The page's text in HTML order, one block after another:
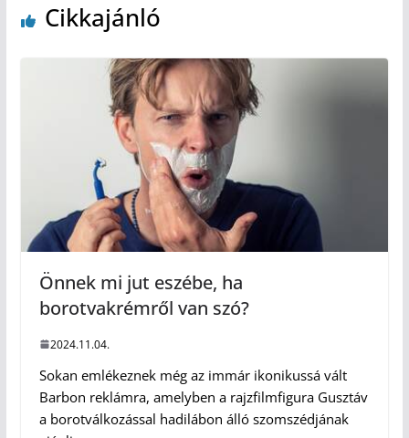
Cikkajánló
Önnek mi jut eszébe, ha
borotvakrémről van szó?
2024.11.04.
Sokan emlékeznek még az immár ikonikussá vált
Barbon reklámra, amelyben a rajzfilmfigura Gusztáv
a borotválkozással hadilábon álló szomszédjának